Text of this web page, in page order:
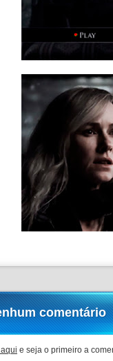
comentário
e seja o primeiro a